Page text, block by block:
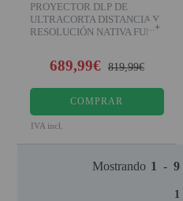
PROYECTOR DLP DE
ULTRACORTA DISTANCIA Y
RESOLUCIÓN NATIVA FULL+
689,99€ 819,99€
COMPRAR
IVA incl.
Mostrando 1 - 9
1